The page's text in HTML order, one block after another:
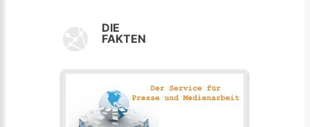
DIE
FAKTEN